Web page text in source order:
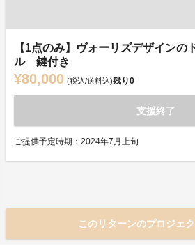
【1点のみ】ヴォーリズデザイン
ル 鍵付き
¥80,000 (税込/送料込)残り0
支援終了
ご提供予定時期：2024年7月上旬
このリターンのプロジェ